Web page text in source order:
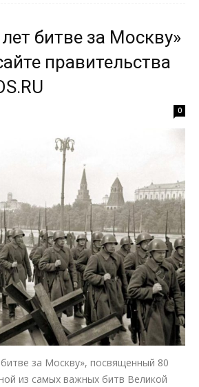
битве за Москву»
правительства
0
за Москву», посвященный 80
из самых важных битв Великой